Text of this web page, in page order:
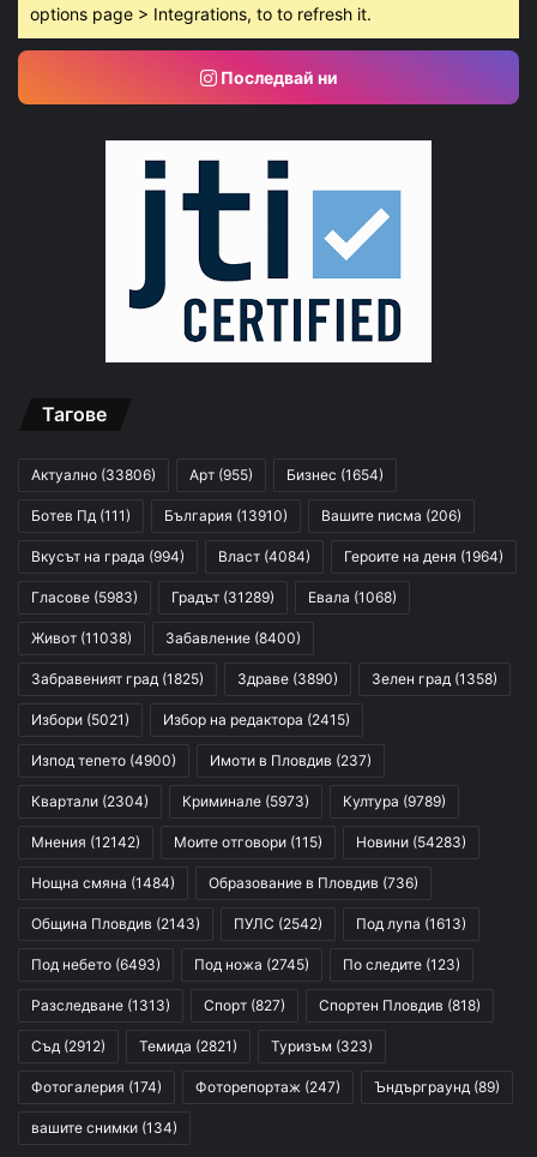
options page > Integrations, to to refresh it.
Последвай ни
Тагове
Актуално (33806) Арт (955) Бизнес (1654)
Ботев Пд (111) България (13910) Вашите писма (206)
Вкусът на града (994) Власт (4084) Героите на деня (1964)
Гласове (5983) Градът (31289) Евала (1068)
Живот (11038) Забавление (8400)
Забравеният град (1825) Здраве (3890) Зелен град (1358)
Избори (5021) Избор на редактора (2415)
Изпод тепето (4900) Имоти в Пловдив (237)
Квартали (2304) Криминале (5973) Култура (9789)
Мнения (12142) Моите отговори (115) Новини (54283)
Нощна смяна (1484) Образование в Пловдив (736)
Община Пловдив (2143) ПУЛС (2542) Под лупа (1613)
Под небето (6493) Под ножа (2745) По следите (123)
Разследване (1313) Спорт (827) Спортен Пловдив (818)
Съд (2912) Темида (2821) Туризъм (323)
Фотогалерия (174) Фоторепортаж (247) Ъндърграунд (89)
вашите снимки (134)